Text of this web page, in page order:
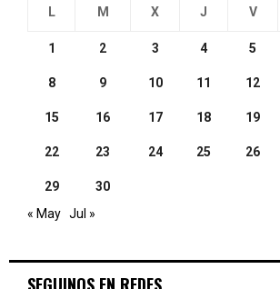
L M X J V
1 2 3 4 5
8 9 10 11 12
15 16 17 18 19
22 23 24 25 26
29
30
« May Jul »